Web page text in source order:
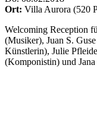
Ort: Villa Aurora (520
Welcoming Reception
(Musiker), Juan S.
Künstlerin), Julie
(Komponistin) und